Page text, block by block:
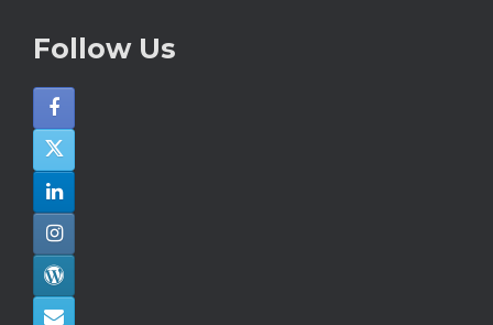
Follow Us